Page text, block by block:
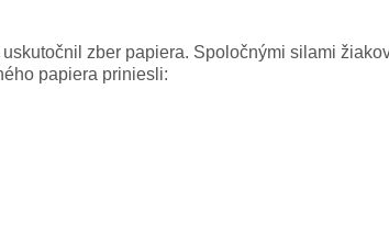
zber papiera. Spoločnými silami
papiera priniesli: